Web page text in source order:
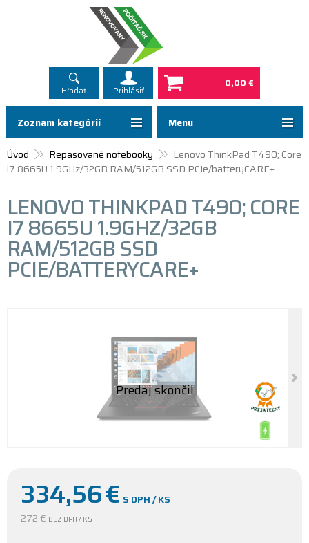
Hľadať Prihlásiť
0,00 €
Menu
Úvod Repasované notebooky
Lenovo ThinkPad T490; Core
i7 8665U 1.9GHz/32GB RAM/512GB SSD PCIe/batteryCARE+
LENOVO THINKPAD T490; CORE
I7 8665U 1.9GHZ/32GB
RAM/512GB SSD
PCIE/BATTERYCARE+
334,56€ S DPH / KS
272 € BEZ DPH / KS
Zoznam kategórií